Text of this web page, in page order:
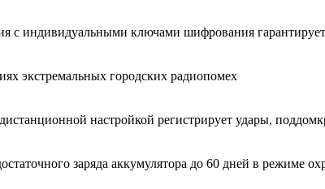
c индивидуальными ключами шифрования
экстремальных городских радиопомех
настройкой регистрирует удары,
заряда аккумулятора до 60 дней в